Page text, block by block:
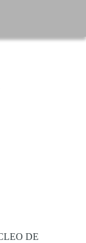
DE